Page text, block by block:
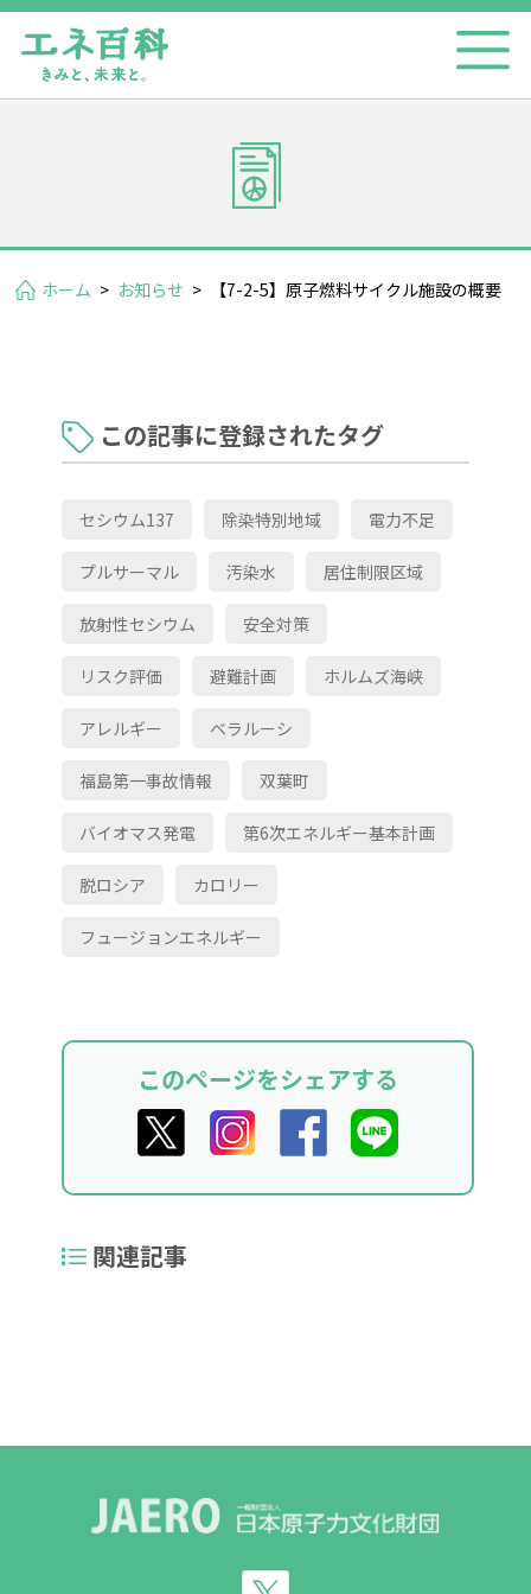
ホーム > お知らせ > 【7-2-5】原子燃料サイクル施設の概要
この記事に登録されたタグ
セシウム137 除染特別地域 電力不足
プルサーマル 汚染水 居住制限区域
放射性セシウム 安全対策
リスク評価 避難計画 ホルムズ海峡
アレルギー ベラルーシ
福島第一事故情報 双葉町
バイオマス発電 第6次エネルギー基本計画
脱ロシア カロリー
フュージョンエネルギー
このページをシェアする
関連記事